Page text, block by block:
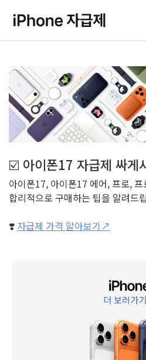
☑️ 아이폰17 자급제 싸게
아이폰17, 아이폰17 에어, 프로,
합리적으로 구매하는 팁을 알려드
❣️ 자급제 가격 알아보기↗